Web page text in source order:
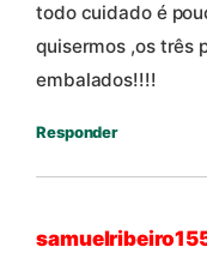
todo cuidado é
quisermos ,os três
embalados!!!!
Responder